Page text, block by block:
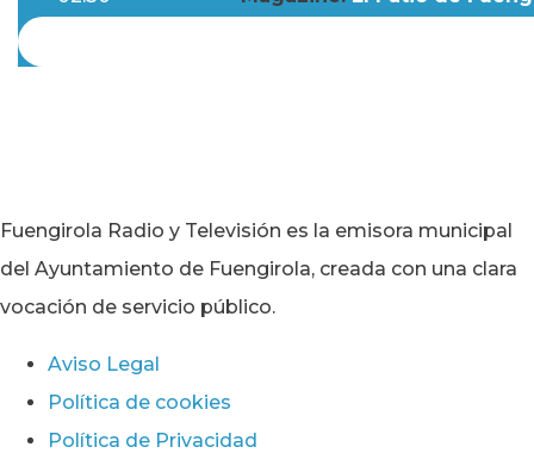
Fuengirola Radio y Televisión es la emisora municipal
del Ayuntamiento de Fuengirola, creada con una clara
vocación de servicio público.
Aviso Legal
Política de cookies
Política de Privacidad